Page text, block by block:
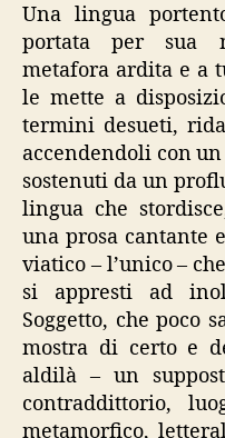
Una lingua
portata per sua
metafora ardita e a
le mette a
termini desueti,
accendendoli con
sostenuti da un
lingua che
una prosa cantante
viatico – l’unico –
si appresti ad
Soggetto, che poco
mostra di certo e
aldilà – un
contraddittorio,
metamorfico,